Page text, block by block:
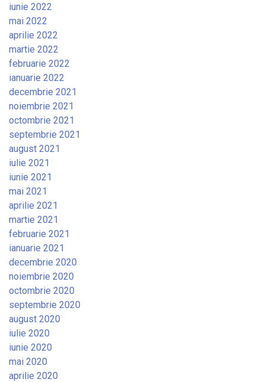
iunie 2022
mai 2022
aprilie 2022
martie 2022
februarie 2022
ianuarie 2022
decembrie 2021
noiembrie 2021
octombrie 2021
septembrie 2021
august 2021
iulie 2021
iunie 2021
mai 2021
aprilie 2021
martie 2021
februarie 2021
ianuarie 2021
decembrie 2020
noiembrie 2020
octombrie 2020
septembrie 2020
august 2020
iulie 2020
iunie 2020
mai 2020
aprilie 2020